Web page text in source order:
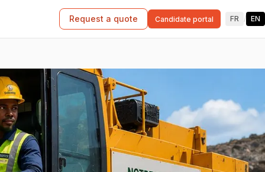
Request a quote Candidate portal FR / EN